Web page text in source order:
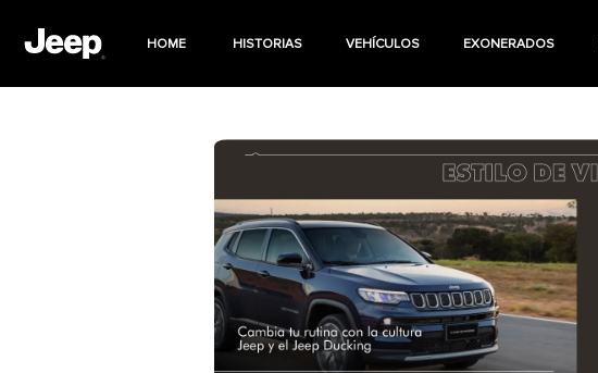
HOME HISTORIAS VEHÍCULOS EXONERADOS